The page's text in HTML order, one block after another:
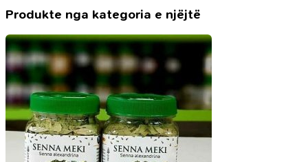
krijojmë
të
dobishme
dhe
të
fitojmë
besimin
e
njerëzve
Produkte nga kategoria e njëjtë